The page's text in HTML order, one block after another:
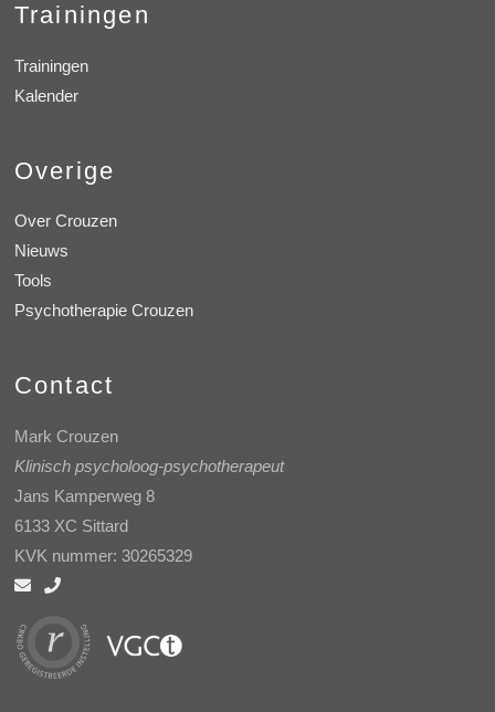
Trainingen
Trainingen
Kalender
Overige
Over Crouzen
Nieuws
Tools
Psychotherapie Crouzen
Contact
Mark Crouzen
Klinisch psycholoog-psychotherapeut
Jans Kamperweg 8
6133 XC Sittard
KVK nummer: 30265329